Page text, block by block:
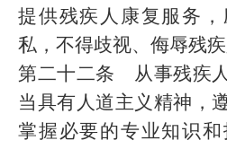
提供残疾人康复服务
私，不得歧视、侮辱残疾
第二十二条 从事残疾
当具有人道主义精神，
掌握必要的专业知识